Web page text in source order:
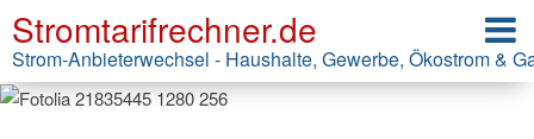
Stromtarifrechner.de
Strom-Anbieterwechsel - Haushalte, Gewerbe, Ökostrom &